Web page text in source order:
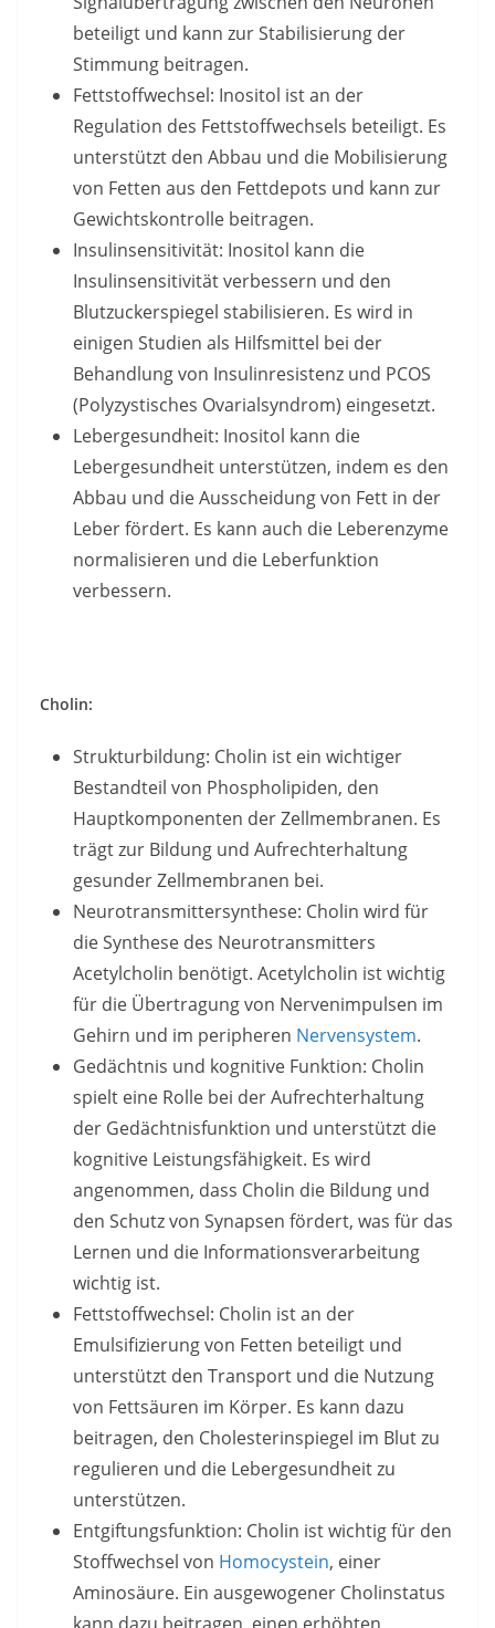
beteiligt und kann zur Stabilisierung der
Stimmung beitragen.
Fettstoffwechsel: Inositol ist an der
Regulation des Fettstoffwechsels beteiligt. Es
unterstützt den Abbau und die Mobilisierung
von Fetten aus den Fettdepots und kann zur
Gewichtskontrolle beitragen.
Insulinsensitivität: Inositol kann die
Insulinsensitivität verbessern und den
Blutzuckerspiegel stabilisieren. Es wird in
einigen Studien als Hilfsmittel bei der
Behandlung von Insulinresistenz und PCOS
(Polyzystisches Ovarialsyndrom) eingesetzt.
Lebergesundheit: Inositol kann die
Lebergesundheit unterstützen, indem es den
Abbau und die Ausscheidung von Fett in der
Leber fördert. Es kann auch die Leberenzyme
normalisieren und die Leberfunktion
verbessern.
Cholin:
Strukturbildung: Cholin ist ein wichtiger
Bestandteil von Phospholipiden, den
Hauptkomponenten der Zellmembranen. Es
trägt zur Bildung und Aufrechterhaltung
gesunder Zellmembranen bei.
Neurotransmittersynthese: Cholin wird für
die Synthese des Neurotransmitters
Acetylcholin benötigt. Acetylcholin ist wichtig
für die Übertragung von Nervenimpulsen im
Gehirn und im peripheren Nervensystem.
Gedächtnis und kognitive Funktion: Cholin
spielt eine Rolle bei der Aufrechterhaltung
der Gedächtnisfunktion und unterstützt die
kognitive Leistungsfähigkeit. Es wird
angenommen, dass Cholin die Bildung und
den Schutz von Synapsen fördert, was für das
Lernen und die Informationsverarbeitung
wichtig ist.
Fettstoffwechsel: Cholin ist an der
Emulsifizierung von Fetten beteiligt und
unterstützt den Transport und die Nutzung
von Fettsäuren im Körper. Es kann dazu
beitragen, den Cholesterinspiegel im Blut zu
regulieren und die Lebergesundheit zu
unterstützen.
Entgiftungsfunktion: Cholin ist wichtig für den
Stoffwechsel von Homocystein, einer
Aminosäure. Ein ausgewogener Cholinstatus